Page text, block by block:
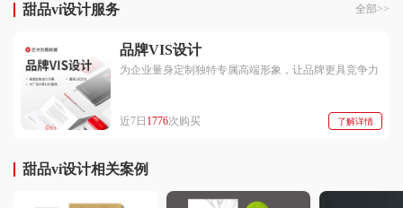
甜品vi设计服务 全部>>
品牌VIS设计
为企业量身定制独特专属高端形象，让品牌更具竞争力
近7日 1776次购买 了解详情
甜品vi设计相关案例